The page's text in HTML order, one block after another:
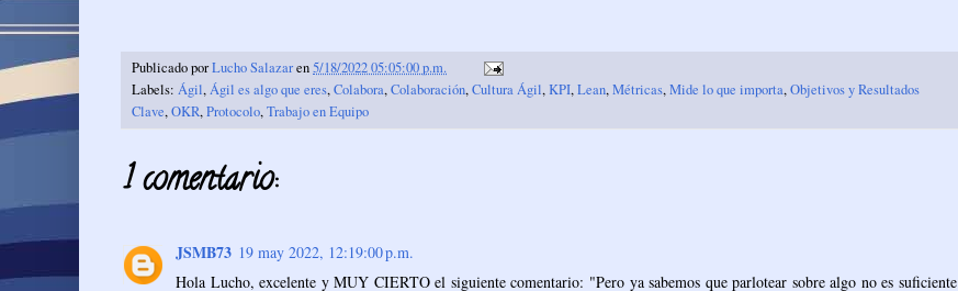
Publicado porLucho Salazaren5/18/2022 05:05:00 p.m.
Labels: Ágil,Ágil es algo que eres,Colabora,Colaboración,Cultura Ágil,KPI,Lean,Métricas,Mide lo que importa,Objetivos y Resultados
Clave,OKR,Protocolo,Trabajo en Equipo
1 comentario:
JSMB73 19 may 2022, 12:19:00 p.m.
Hola Lucho, excelente y MUY CIERTO el siguiente comentario: "Pero ya sabemos que parlotear sobre algo no es suficiente